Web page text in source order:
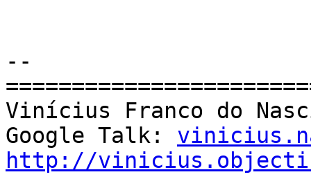
--
Vinícius Franco do
Google Talk:
http://